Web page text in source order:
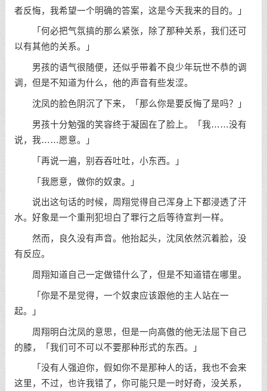
者反悔，我希望一个明确的答案，这是今天我来的目的。」
「何必把气氛搞的那么紧张，除了那种关系，我们还可
以有其他的关系。」
男孩的语气很随便，还似乎带着不良少年玩世不恭的调
调，但是不知道为什么，他的声音有些发涩。
沈凤的脸色阴沉了下来，「那么你是要反悔了是吗？」
男孩十分勉强的笑容终于凝固在了脸上。「我……没有
说，我……愿意。」
「再说一遍，别吞吞吐吐，小东西。」
「我愿意，做你的奴隶。」
说出这句话的时候，周翔觉得自己浑身上下都浸透了汗
水。好象是一个重刑犯坦白了罪行之后等待宣判一样。
然而，良久没有声音。他抬起头，沈凤依然沉着脸，没
有反应。
周翔知道自己一定做错什么了，但是不知道错在哪里。
「你是不是觉得，一个奴隶应该跟他的主人站在一
起。」
周翔明白沈凤的意思，但是一向高傲的他无法屈下自己
的膝，「我们可不可以不要那种形式的东西。」
「没有人强迫你，假如你不是那种人的话，我也不会来
这里，不过，也许我错了，你可能只是一时好奇，没关系，